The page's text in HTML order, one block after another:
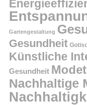
Gartengestaltung
Gesundheit
Künstliche
Gesundheit
Nachhaltige